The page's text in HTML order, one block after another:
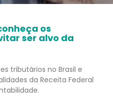
os
ser alvo da
tributários no Brasil e
da Receita Federal